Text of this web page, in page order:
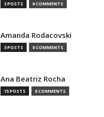
2 POSTS 0 COMMENTS
Amanda Rodacovski
3 POSTS 0 COMMENTS
Ana Beatriz Rocha
15 POSTS 0 COMMENTS